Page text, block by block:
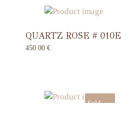
QUARTZ ROSE # 010E
450.00 €
Sold